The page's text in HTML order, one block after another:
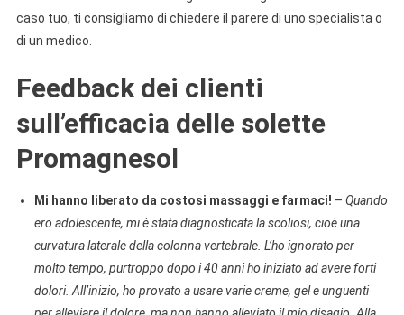
caso tuo, ti consigliamo di chiedere il parere di uno specialista o
di un medico.
Feedback dei clienti
sull’efficacia delle solette
Promagnesol
Mi hanno liberato da costosi massaggi e farmaci! – Quando
ero adolescente, mi è stata diagnosticata la scoliosi, cioè una
curvatura laterale della colonna vertebrale. L’ho ignorato per
molto tempo, purtroppo dopo i 40 anni ho iniziato ad avere forti
dolori. All’inizio, ho provato a usare varie creme, gel e unguenti